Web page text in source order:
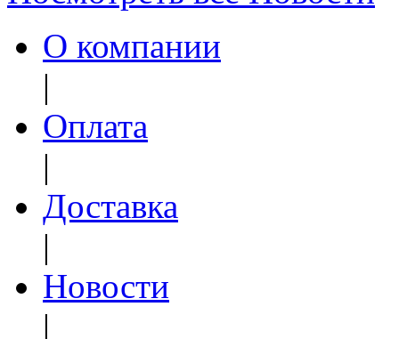
О компании
|
Оплата
|
Доставка
|
Новости
|